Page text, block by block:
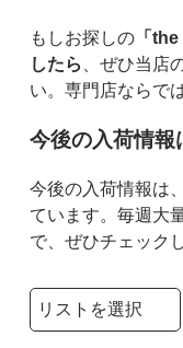
もしお探しの「the
したら 、ぜひ当店
い。専門店ならで
今後の入荷情報
今後の入荷情報は、
ています。毎週大
で、ぜひチェック
検索リストの選択